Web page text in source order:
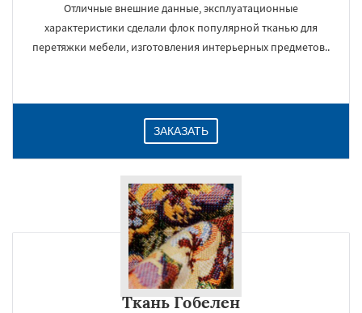
Отличные внешние данные, эксплуатационные
характеристики сделали флок популярной тканью для
перетяжки мебели, изготовления интерьерных предметов..
ЗАКАЗАТЬ
Ткань Гобелен